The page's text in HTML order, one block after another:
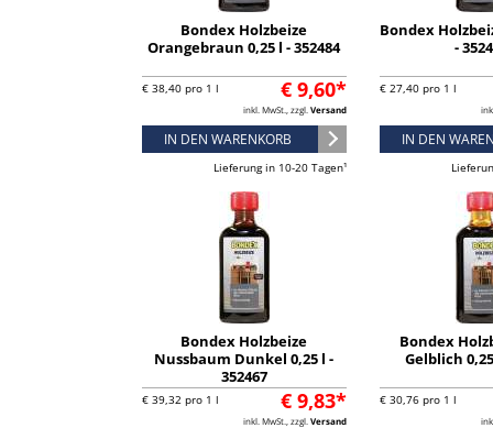
Bondex Holzbeize
Orangebraun 0,25 l - 352484
€ 9,60*
€ 38,40 pro 1 l
inkl. MwSt., zzgl. Versand
IN DEN WARENKORB
Lieferung in 10-20 Tagen¹
Bondex
-
€ 27,40 pro 1 l
IN DEN
Bondex Holzbeize
Nussbaum Dunkel 0,25 l -
352467
€ 9,83*
€ 39,32 pro 1 l
inkl. MwSt., zzgl. Versand
Bondex
Gelblich
€ 30,76 pro 1 l